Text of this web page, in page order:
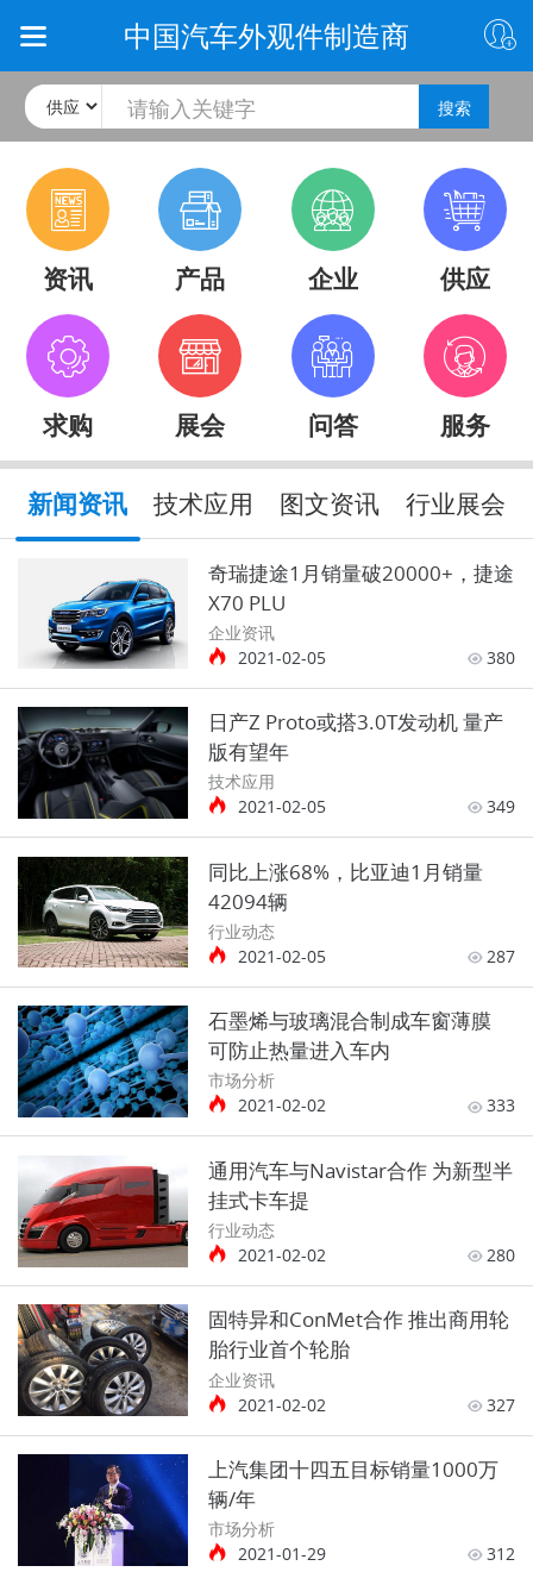
中国汽车外观件制造商
搜索
资讯 产品 企业 供应
求购 展会 问答 服务
新闻资讯 技术应用 图文资讯 行业展会
奇瑞捷途1月销量破20000+，捷途
X70 PLU
企业资讯
2021-02-05
380
日产Z Proto或搭3.0T发动机 量产
版有望年
技术应用
2021-02-05
349
同比上涨68%，比亚迪1月销量
42094辆
行业动态
2021-02-05
287
石墨烯与玻璃混合制成车窗薄膜
可防止热量进入车内
市场分析
2021-02-02
333
通用汽车与Navistar合作 为新型半
挂式卡车提
行业动态
2021-02-02
280
固特异和ConMet合作 推出商用轮
胎行业首个轮胎
企业资讯
2021-02-02
327
上汽集团十四五目标销量1000万
辆/年
市场分析
2021-01-29
312